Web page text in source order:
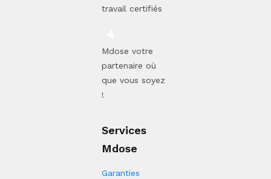
travail certifiés
Mdose votre
partenaire où
que vous soyez
!
Services
Mdose
Garanties